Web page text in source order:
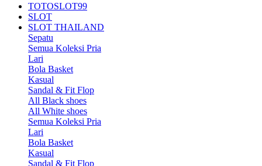
TOTOSLOT99
SLOT
SLOT THAILAND
Sepatu
Semua Koleksi Pria
Lari
Bola Basket
Kasual
Sandal & Fit Flop
All Black shoes
All White shoes
Semua Koleksi Pria
Lari
Bola Basket
Kasual
Sandal & Fit Flop